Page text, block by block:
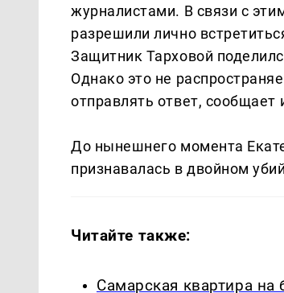
журналистами. В связи с
разрешили лично
Защитник Тарховой
Однако это не
отправлять ответ, сообщает
До нынешнего момента
признавалась в двойном
Читайте также:
Самарская квартира